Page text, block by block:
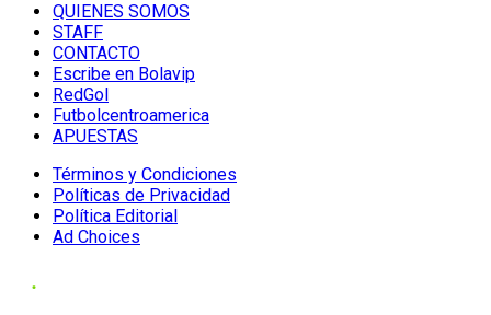
QUIENES SOMOS
STAFF
CONTACTO
Escribe en Bolavip
RedGol
Futbolcentroamerica
APUESTAS
Términos y Condiciones
Políticas de Privacidad
Política Editorial
Ad Choices